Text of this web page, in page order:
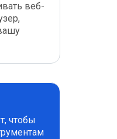
веб-
чтобы